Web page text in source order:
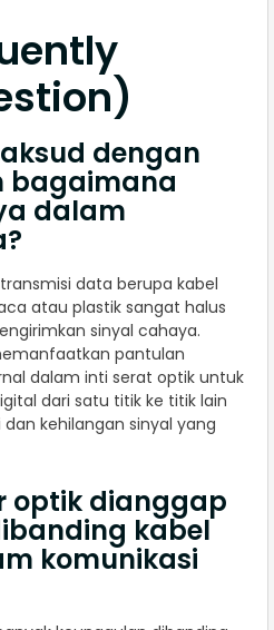
dengan
bagaimana
dalam
data berupa kabel
atau plastik sangat halus
sinyal cahaya.
pantulan
dalam inti serat optik untuk
dari satu titik ke titik lain
kehilangan sinyal yang
optik dianggap
kabel
komunikasi